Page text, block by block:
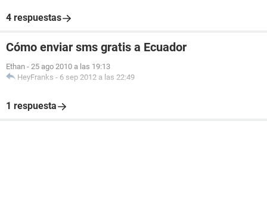
4 respuestas
Cómo enviar sms gratis a Ecuador
Ethan - 25 ago 2010 a las 19:13
HeyFranks - 6 sep 2012 a las 22:49
1 respuesta